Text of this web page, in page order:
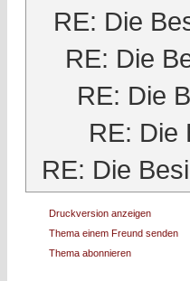
RE: Die
RE: Die
RE: Die
RE: Die
RE: Die
Druckversion anzeigen
Thema einem Freund senden
Thema abonnieren